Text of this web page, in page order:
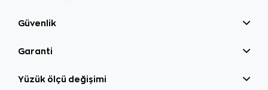
Güvenlik
Garanti
Yüzük ölçü değişimi